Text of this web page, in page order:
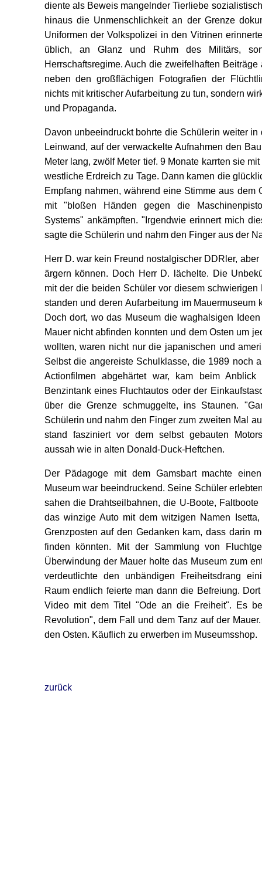
diente als Beweis mangelnder Tierliebe
hinaus die Unmenschlichkeit an der Grenze
Uniformen der Volkspolizei in den Vitrinen
üblich, an Glanz und Ruhm des Militärs,
Herrschaftsregime. Auch die zweifelhaften
neben den großflächigen Fotografien der
nichts mit kritischer Aufarbeitung zu tun, sondern
und Propaganda.
Davon unbeeindruckt bohrte die Schülerin weiter
Leinwand, auf der verwackelte Aufnahmen den
Meter lang, zwölf Meter tief. 9 Monate karrten sie
westliche Erdreich zu Tage. Dann kamen die
Empfang nahmen, während eine Stimme aus dem
mit "bloßen Händen gegen die
Systems" ankämpften. "Irgendwie erinnert mich
sagte die Schülerin und nahm den Finger aus der
Herr D. war kein Freund nostalgischer DDRler,
ärgern können. Doch Herr D. lächelte. Die
mit der die beiden Schüler vor diesem
standen und deren Aufarbeitung im Mauermuseum
Doch dort, wo das Museum die waghalsigen
Mauer nicht abfinden konnten und dem Osten um
wollten, waren nicht nur die japanischen und
Selbst die angereiste Schulklasse, die 1989 noch
Actionfilmen abgehärtet war, kam beim
Benzintank eines Fluchtautos oder der
über die Grenze schmuggelte, ins Staunen.
Schülerin und nahm den Finger zum zweiten Mal
stand fasziniert vor dem selbst gebauten
aussah wie in alten Donald-Duck-Heftchen.
Der Pädagoge mit dem Gamsbart machte
Museum war beeindruckend. Seine Schüler
sahen die Drahtseilbahnen, die U-Boote,
das winzige Auto mit dem witzigen Namen
Grenzposten auf den Gedanken kam, dass darin
finden könnten. Mit der Sammlung von
Überwindung der Mauer holte das Museum zum
verdeutlichte den unbändigen Freiheitsdrang
Raum endlich feierte man dann die Befreiung.
Video mit dem Titel "Ode an die Freiheit". Es
Revolution", dem Fall und dem Tanz auf der
den Osten. Käuflich zu erwerben im Museumsshop.
zurück